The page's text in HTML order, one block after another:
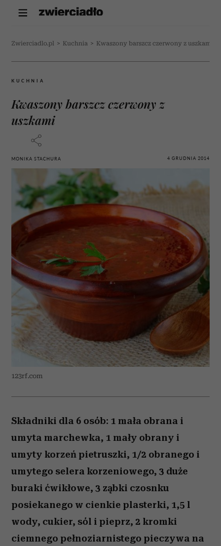
Zwierciadlo.pl > Kuchnia > Kwaszony barszcz czerwony z uszkami
KUCHNIA
Kwaszony barszcz czerwony z
uszkami
MONIKA STACHURA 4 GRUDNIA 2014
123rf.com
Składniki dla 6 osób: 1 mała obrana i
umyta marchewka, 1 mały obrany i
umyty korzeń pietruszki, 1/2 obranego i
umytego selera korzeniowego, 3 duże
buraki ćwikłowe, 3 ząbki czosnku
posiekanego w cienkie plasterki, 1,5 l
wody, cukier, sól i pieprz, 2 kromki
ciemnego pełnoziarnistego pieczywa na